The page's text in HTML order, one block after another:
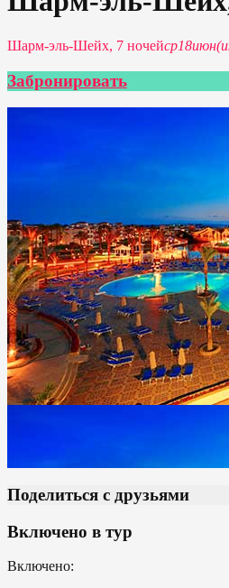
Шарм-эль-Шейх, 7 ночейср18июн
Забронировать
Поделиться с друзьями
Включено в тур
Включено: